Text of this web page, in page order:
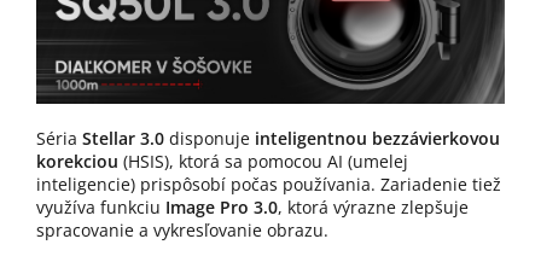
Séria Stellar 3.0 disponuje inteligentnou bezzávierkovou
korekciou (HSIS), ktorá sa pomocou AI (umelej
inteligencie) prispôsobí počas používania. Zariadenie tiež
využíva funkciu Image Pro 3.0, ktorá výrazne zlepšuje
spracovanie a vykresľovanie obrazu.